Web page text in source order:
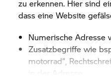
erwartet haben.
zu erkennen. Hier sind
dass eine Website
Numerische Adresse
Zusatzbegriffe wie
motorrad“,
in der Adresse.